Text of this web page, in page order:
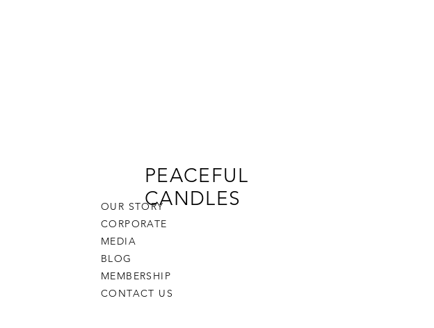
PEACEFUL
CANDLES
OUR STORY
CORPORATE
MEDIA
BLOG
MEMBERSHIP
CONTACT US